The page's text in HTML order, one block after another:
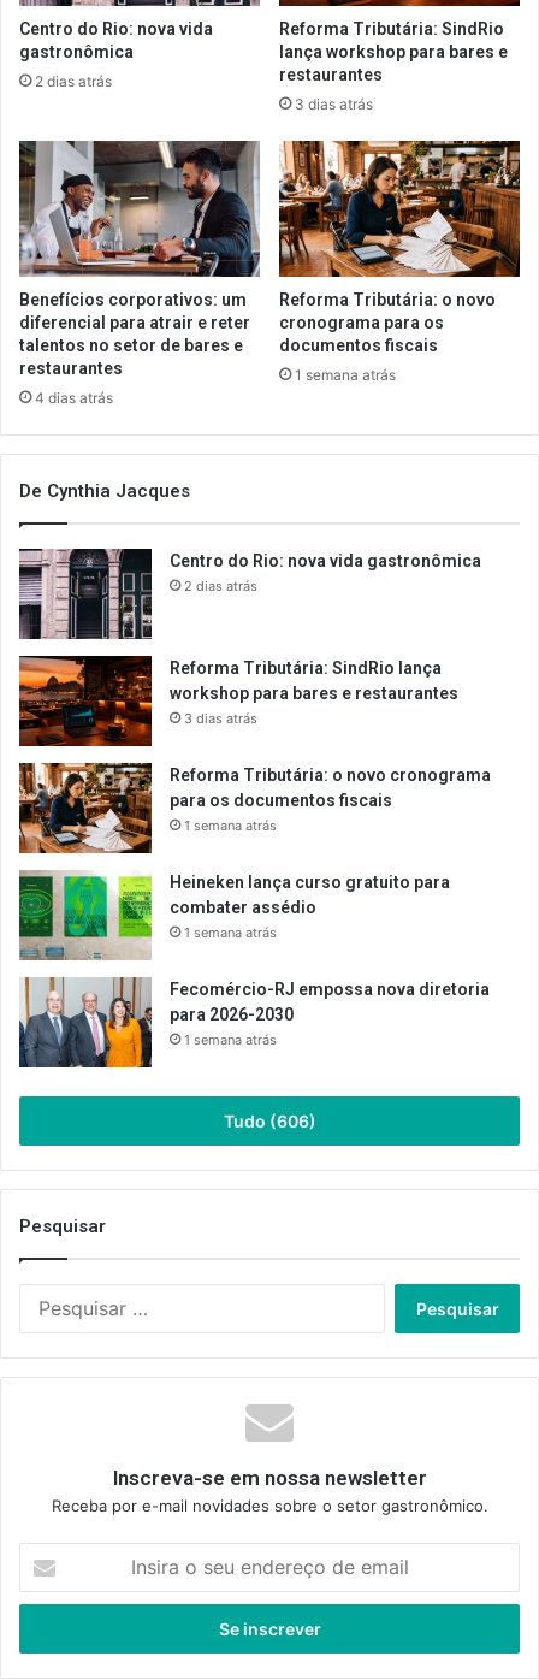
Centro do Rio: nova vida
gastronômica
2 dias atrás
Reforma Tributária: SindRio
lança workshop para bares e
restaurantes
3 dias atrás
Benefícios corporativos: um
diferencial para atrair e reter
talentos no setor de bares e
restaurantes
4 dias atrás
Reforma Tributária: o novo
cronograma para os
documentos fiscais
1 semana atrás
De Cynthia Jacques
Centro do Rio: nova vida gastronômica
2 dias atrás
Reforma Tributária: SindRio lança
workshop para bares e restaurantes
3 dias atrás
Reforma Tributária: o novo cronograma
para os documentos fiscais
1 semana atrás
Heineken lança curso gratuito para
combater assédio
1 semana atrás
Fecomércio-RJ empossa nova diretoria
para 2026-2030
1 semana atrás
Tudo (606)
Pesquisar
Inscreva-se em nossa newsletter
Receba por e-mail novidades sobre o setor gastronômico.
seu
de